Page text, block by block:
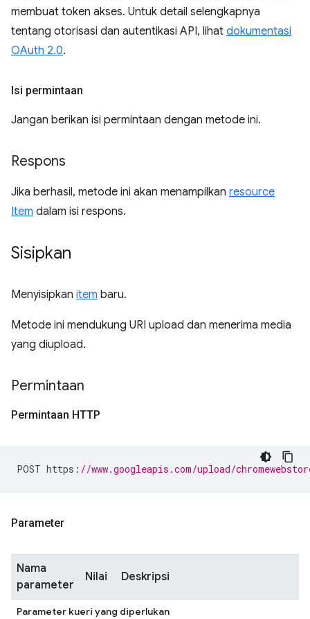
membuat token akses. Untuk detail selengkapnya
tentang otorisasi dan autentikasi API, lihat dokumentasi
OAuth 2.0.
Isi permintaan
Jangan berikan isi permintaan dengan metode ini.
Respons
Jika berhasil, metode ini akan menampilkan resource
Item dalam isi respons.
Sisipkan
Menyisipkan item baru.
Metode ini mendukung URI upload dan menerima media
yang diupload.
Permintaan
Permintaan HTTP
POST https : //www.googleapis.com/upload/
Parameter
Nama
parameter
Nilai Deskripsi
Parameter kueri yang diperlukan